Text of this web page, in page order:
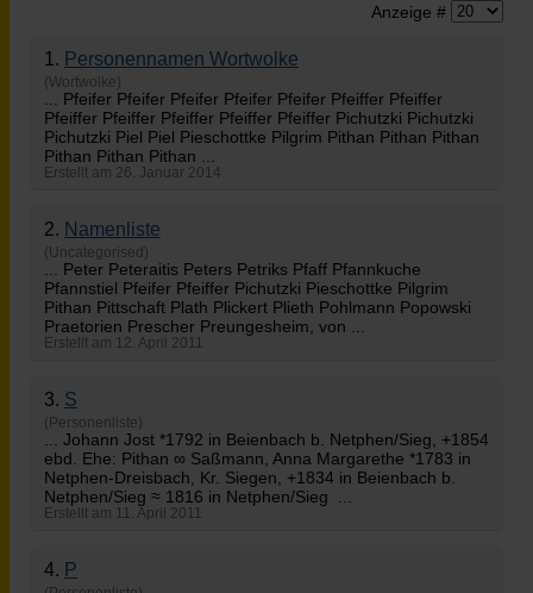
Anzeige #
1. Personennamen Wortwolke
(Wortwolke)
... Pfeifer Pfeifer Pfeifer Pfeifer Pfeifer Pfeiffer Pfeiffer
Pfeiffer Pfeiffer Pfeiffer Pfeiffer Pfeiffer Pichutzki Pichutzki
Pichutzki Piel Piel Pieschottke Pilgrim Pithan Pithan Pithan
Pithan Pithan Pithan ...
Erstellt am 26. Januar 2014
2. Namenliste
(Uncategorised)
... Peter Peteraitis Peters Petriks Pfaff Pfannkuche
Pfannstiel Pfeifer Pfeiffer Pichutzki Pieschottke Pilgrim
Pithan Pittschaft Plath Plickert Plieth Pohlmann Popowski
Praetorien Prescher Preungesheim, von ...
Erstellt am 12. April 2011
3. S
(Personenliste)
... Johann Jost *1792 in Beienbach b. Netphen/Sieg, +1854
ebd. Ehe: Pithan ∞ Saßmann, Anna Margarethe *1783 in
Netphen-Dreisbach, Kr. Siegen, +1834 in Beienbach b.
Netphen/Sieg ≈ 1816 in Netphen/Sieg ...
Erstellt am 11. April 2011
4. P